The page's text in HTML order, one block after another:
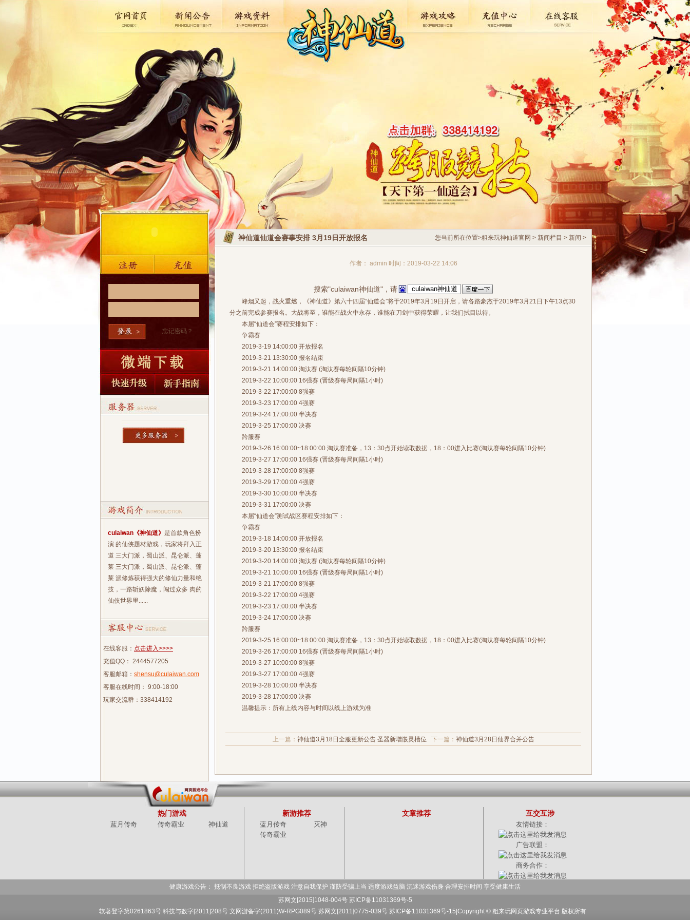
忘记密码？
culaiwan《神仙道》 是首款角色扮
演 的仙侠题材游戏，玩家将拜入正
道 三大门派，蜀山派、昆仑派、蓬
莱 三大门派，蜀山派、昆仑派、蓬
莱 派修炼获得强大的修仙力量和绝
技，一路斩妖除魔，闯过众多 肉的
仙侠世界里......
在线客服： 点击进入>>>>
充值QQ： 2444577205
客服邮箱： shensu@culaiwan.com
客服在线时间： 9:00-18:00
玩家交流群：338414192
您当前所在位置>粗来玩神仙道官网 > 新闻栏目 > 新闻 >
神仙道仙道会赛事安排 3月19日开放报名
作者： admin 时间：2019-03-22 14:06
搜索"culaiwan神仙道"，请
峰烟又起，战火重燃，《神仙道》第六十四届“仙道会”将于2019年3月19日开启，请各路豪杰于2019年3月21日下午13点30
分之前完成参赛报名。大战将至，谁能在战火中永存，谁能在刀剑中获得荣耀，让我们拭目以待。
本届“仙道会”赛程安排如下：
争霸赛
2019-3-19 14:00:00 开放报名
2019-3-21 13:30:00 报名结束
2019-3-21 14:00:00 淘汰赛 (淘汰赛每轮间隔10分钟)
2019-3-22 10:00:00 16强赛 (晋级赛每局间隔1小时)
2019-3-22 17:00:00 8强赛
2019-3-23 17:00:00 4强赛
2019-3-24 17:00:00 半决赛
2019-3-25 17:00:00 决赛
跨服赛
2019-3-26 16:00:00~18:00:00 淘汰赛准备，13：30点开始读取数据，18：00进入比赛(淘汰赛每轮间隔10分钟)
2019-3-27 17:00:00 16强赛 (晋级赛每局间隔1小时)
2019-3-28 17:00:00 8强赛
2019-3-29 17:00:00 4强赛
2019-3-30 10:00:00 半决赛
2019-3-31 17:00:00 决赛
本届“仙道会”测试战区赛程安排如下：
争霸赛
2019-3-18 14:00:00 开放报名
2019-3-20 13:30:00 报名结束
2019-3-20 14:00:00 淘汰赛 (淘汰赛每轮间隔10分钟)
2019-3-21 10:00:00 16强赛 (晋级赛每局间隔1小时)
2019-3-21 17:00:00 8强赛
2019-3-22 17:00:00 4强赛
2019-3-23 17:00:00 半决赛
2019-3-24 17:00:00 决赛
跨服赛
2019-3-25 16:00:00~18:00:00 淘汰赛准备，13：30点开始读取数据，18：00进入比赛(淘汰赛每轮间隔10分钟)
2019-3-26 17:00:00 16强赛 (晋级赛每局间隔1小时)
2019-3-27 10:00:00 8强赛
2019-3-27 17:00:00 4强赛
2019-3-28 10:00:00 半决赛
2019-3-28 17:00:00 决赛
温馨提示：所有上线内容与时间以线上游戏为准
上一篇： 神仙道3月18日全服更新公告 圣器新增嵌灵槽位 下一篇： 神仙道3月28日仙界合并公告
热门游戏
蓝月传奇 传奇霸业 神仙道
新游推荐
蓝月传奇
灭神
传奇霸业
文章推荐 互交互涉
友情链接：
广告联盟：
商务合作：
健康游戏公告： 抵制不良游戏 拒绝盗版游戏 注意自我保护 谨防受骗上当 适度游戏益脑 沉迷游戏伤身 合理安排时间 享受健康生活
苏网文[2015]1048-004号 苏ICP备11031369号-5
软著登字第0261863号 科技与数字[2011]208号 文网游备字(2011)W-RPG089号 苏网文[2011]0775-039号 苏ICP备11031369号-15|Copyright © 粗来玩网页游戏专业平台 版权所有